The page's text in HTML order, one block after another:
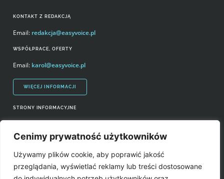
Cenimy prywatność użytkowników
Używamy plików cookie, aby poprawić jakość
przeglądania, wyświetlać reklamy lub treści dostosowane
STRONY INFORMACYJNE
Prawa autorskie i wykorzystywanie treści serwisu
Źródła
KONTAKT Z REDAKCJĄ
Email: redakcja@easyvoice.pl
WSPÓŁPRACE, OFERTY
Email: karol@easyvoice.pl
WIĘCEJ INFORMACJI